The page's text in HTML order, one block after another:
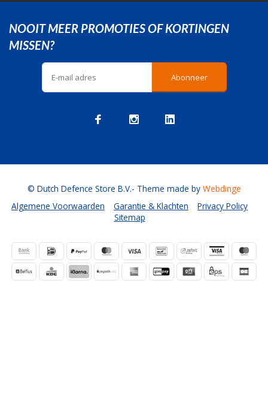
NOOIT MEER PROMOTIES OF KORTINGEN
MISSEN?
Abonneer
Algemene Voorwaarden Garantie & Klachten
Privacy Policy
Sitemap
© Dutch Defence Store B.V.- Theme made by Webdinge